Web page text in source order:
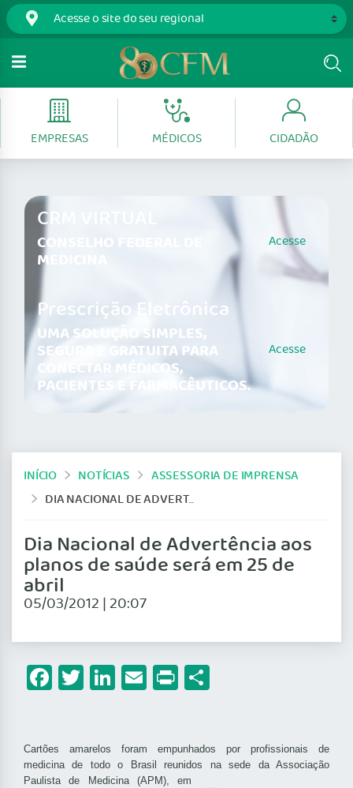
EMPRESAS MÉDICOS CIDADÃO
CRM VIRTUAL
CONSELHO FEDERAL DE
MEDICINA
Acesse
Prescrição Eletrônica
UMA SOLUÇÃO SIMPLES,
SEGURA E GRATUITA PARA
CONECTAR MÉDICOS,
PACIENTES E FARMACÊUTICOS.
Acesse
INÍCIO NOTÍCIAS
ASSESSORIA DE IMPRENSA
DIA NACIONAL DE ADVERTÊNCIA AOS PLANOS DE SAÚDE SERÁ EM 25 DE ABRIL
Dia Nacional de Advertência aos
planos de saúde será em 25 de
abril
05/03/2012 | 20:07
Facebook
Twitter
LinkedIn
Email
Print
Cartões amarelos foram empunhados por profissionais de
medicina de todo o Brasil reunidos na sede da Associação
Paulista de Medicina(APM), em